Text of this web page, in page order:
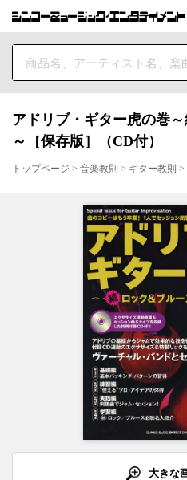
アドリブ・ギター虎の巻
～［保存版］（CD付）
トップページ > 音楽教則 > ギター教則 >
大きな